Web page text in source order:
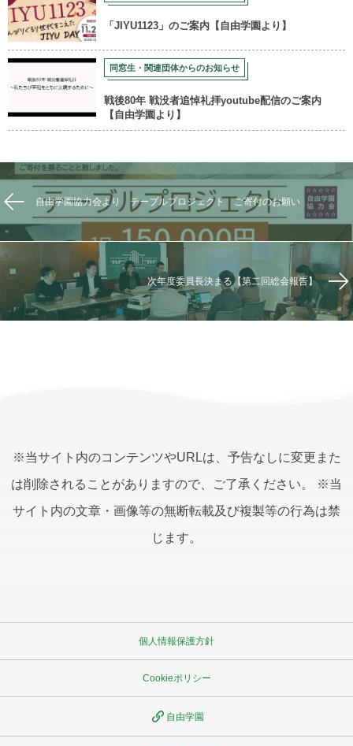
「JIYU1123」のご案内【自由学園より】
同窓生・関連団体からのお知らせ
戦後80年 戦没者追悼礼拝youtube配信のご案内
【自由学園より】
自由学園協力会より テーブルプロジェクト ご寄付のお願い
次年度委員長決まる【第二回総会報告】
※当サイト内のコンテンツやURLは、予告なしに変更また
は削除されることがありますので、ご了承ください。 ※当
サイト内の文章・画像等の無断転載及び複製等の行為は禁
じます。
個人情報保護方針
Cookieポリシー
自由学園